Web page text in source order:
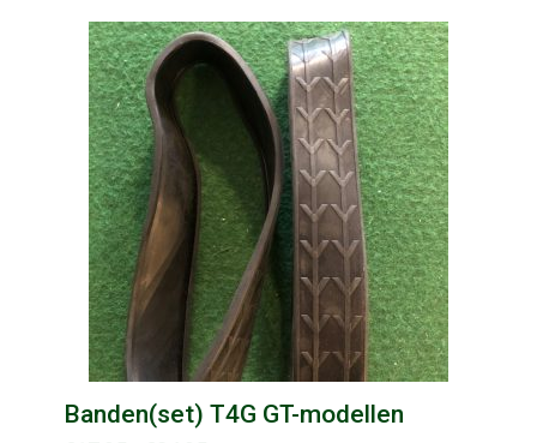
was:
€24,50.
is:
€16,50.
Banden(set) T4G GT-modellen